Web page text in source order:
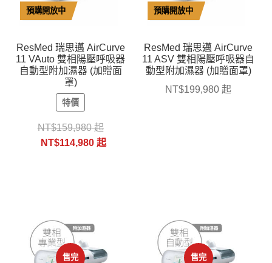
預購開放中
ResMed 瑞思邁 AirCurve
11 VAuto 雙相陽壓呼吸器
自動型附加濕器 (加贈面
罩)
特價
NT$159,980起
NT$114,980 起
預購開放中
ResMed 瑞思邁 AirCurve
11 ASV 雙相陽壓呼吸器自
動型附加濕器 (加贈面罩)
NT$199,980 起
售完 售完